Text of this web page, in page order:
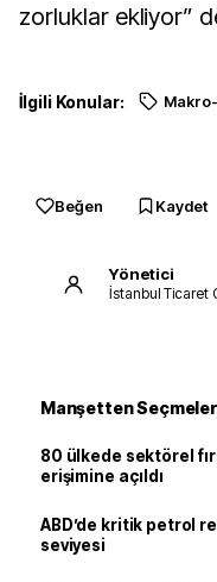
zorluklar ekliyor”
İlgili Konular:
Beğen Kaydet
Yönetici
İstanbul Ticaret
Manşetten Seçmeler
80 ülkede sektörel
erişimine açıldı
ABD’de kritik petrol
seviyesi